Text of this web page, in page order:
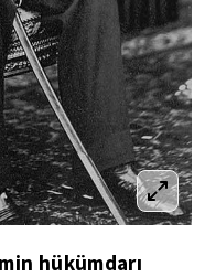
hükümdarı